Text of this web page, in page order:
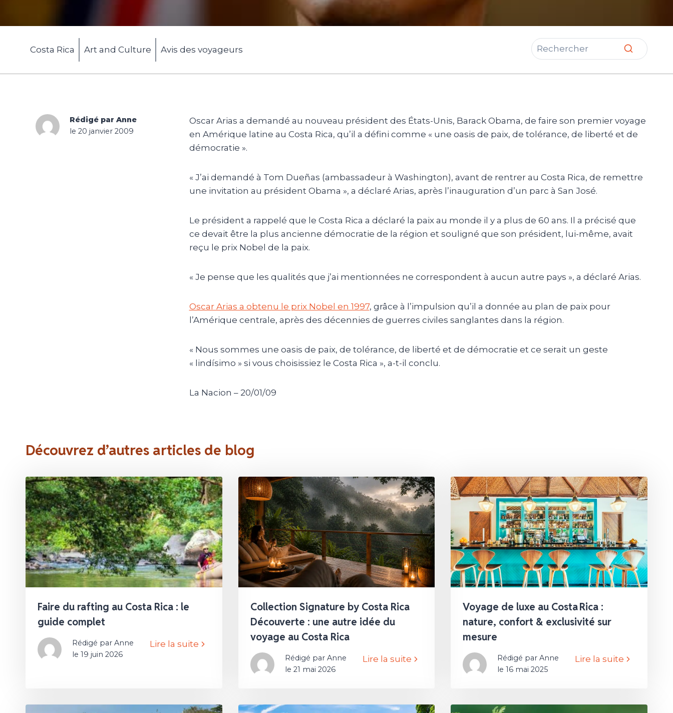
Costa Rica Art and Culture Avis des voyageurs
Rédigé par Anne
le 20 janvier 2009
Oscar Arias a demandé au nouveau président des États-Unis, Barack Obama, de faire son premier voyage
en Amérique latine au Costa Rica, qu’il a défini comme « une oasis de paix, de tolérance, de liberté et de
démocratie ».
« J’ai demandé à Tom Dueñas (ambassadeur à Washington), avant de rentrer au Costa Rica, de remettre
une invitation au président Obama », a déclaré Arias, après l’inauguration d’un parc à San José.
Le président a rappelé que le Costa Rica a déclaré la paix au monde il y a plus de 60 ans. Il a précisé que
ce devait être la plus ancienne démocratie de la région et souligné que son président, lui-même, avait
reçu le prix Nobel de la paix.
« Je pense que les qualités que j’ai mentionnées ne correspondent à aucun autre pays », a déclaré Arias.
Oscar Arias a obtenu le prix Nobel en 1997, grâce à l’impulsion qu’il a donnée au plan de paix pour
l’Amérique centrale, après des décennies de guerres civiles sanglantes dans la région.
« Nous sommes une oasis de paix, de tolérance, de liberté et de démocratie et ce serait un geste
« lindísimo » si vous choisissiez le Costa Rica », a-t-il conclu.
La Nacion – 20/01/09
Découvrez d’autres articles de blog
Faire du rafting au Costa Rica : le
guide complet
Rédigé par Anne
le 19 juin 2026
Lire la suite
Collection Signature by Costa Rica
Découverte : une autre idée du
voyage au Costa Rica
Rédigé par Anne
le 21 mai 2026
Lire la suite
Voyage de luxe au Costa Rica :
nature, confort & exclusivité sur
mesure
Rédigé par Anne
le 16 mai 2025
Lire la suite